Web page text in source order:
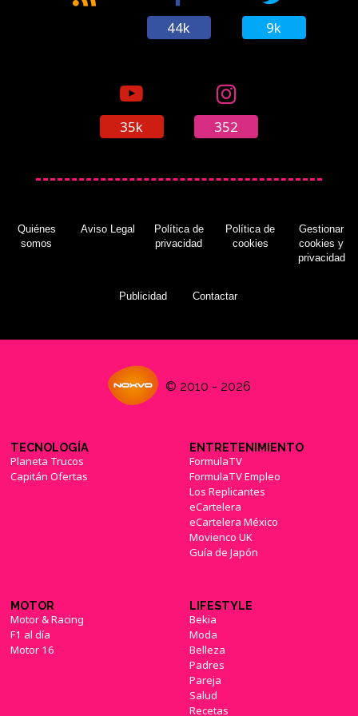
44k 9k
35k 352
Quiénes
somos
Aviso Legal
Política de
privacidad
Política de
cookies
Gestionar
cookies y
privacidad
Publicidad Contactar
© 2010 - 2026
TECNOLOGÍA
Planeta Trucos
Capitán Ofertas
ENTRETENIMIENTO
FormulaTV
FormulaTV Empleo
Los Replicantes
eCartelera
eCartelera México
Movienco UK
Guía de Japón
MOTOR
Motor & Racing
F1 al día
Motor 16
LIFESTYLE
Bekia
Moda
Belleza
Padres
Pareja
Salud
Recetas